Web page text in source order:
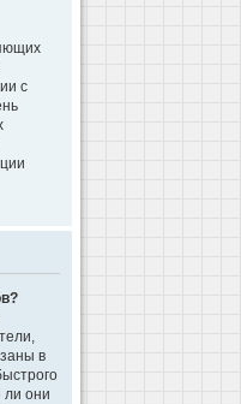
с
в
ли они